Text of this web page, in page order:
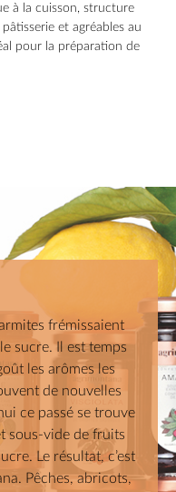
à la cuisson, structure
et agréables au
pour la préparation de
frémissaient
sucre. Il est temps
les arômes les
de nouvelles
ce passé se trouve
sous-vide de fruits
Le résultat, c’est
Pêches, abricots,